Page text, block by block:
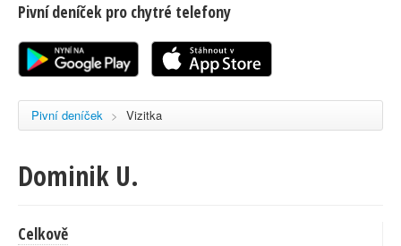
Registrace
Pivní deníček pro chytré telefony
Pivní deníček > Vizitka
Dominik U.
Celkově